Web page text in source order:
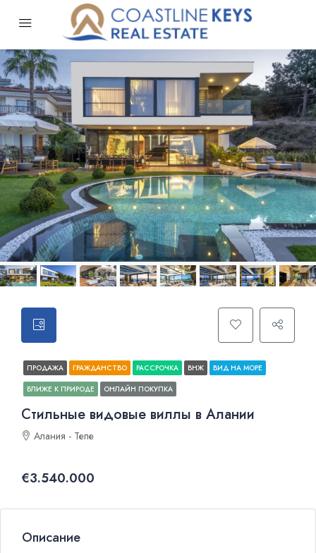
ПРОДАЖА ГРАЖДАНСТВО РАССРОЧКА ВНЖ
ВИД НА МОРЕ
БЛИЖЕ К ПРИРОДЕ
ОНЛАЙН ПОКУПКА
Стильные видовые виллы в Алании
Алания - Тепе
€3.540.000
Описание